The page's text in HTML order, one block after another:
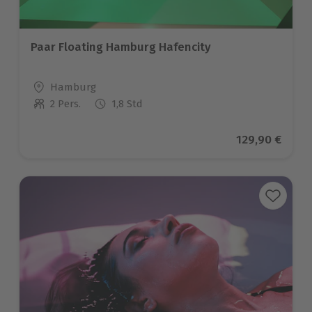
Paar Floating Hamburg Hafencity
Standort
Hamburg
Anzahl der Teilnehmer
2 Pers. 1,8 Std
Aktueller
129,90 €